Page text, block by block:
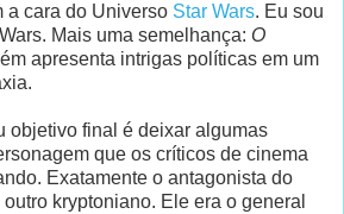
a cara do Universo Star Wars. Eu sou
Mais uma semelhança: O
apresenta intrigas políticas em um
objetivo final é deixar algumas
que os críticos de cinema
Exatamente o antagonista do
kryptoniano. Ele era o general